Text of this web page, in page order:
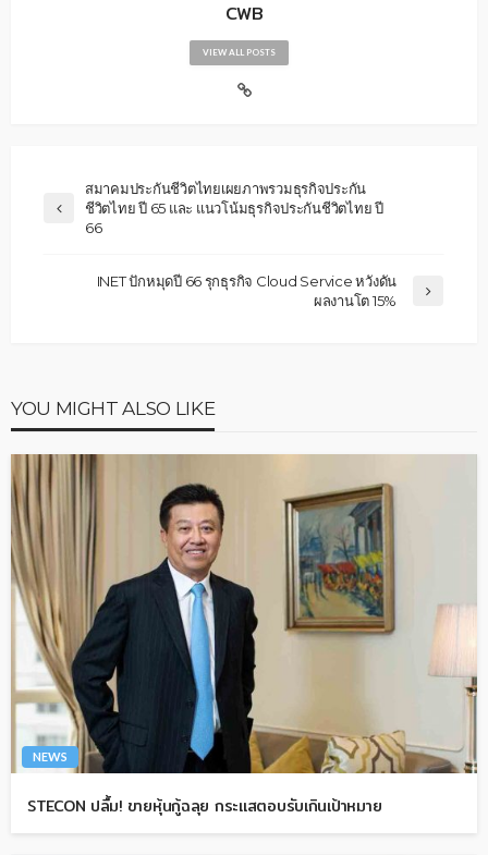
CWB
VIEW ALL POSTS
สมาคมประกันชีวิตไทยเผยภาพรวมธุรกิจประกัน
ชีวิตไทย ปี 65 และ แนวโน้มธุรกิจประกันชีวิตไทย ปี
66
INET ปักหมุดปี 66 รุกธุรกิจ Cloud Service หวังดัน
ผลงานโต 15%
YOU MIGHT ALSO LIKE
NEWS
STECON ปลื้ม! ขายหุ้นกู้ฉลุย กระแสตอบรับเกินเป้าหมาย